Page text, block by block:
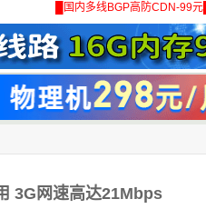
█国内多线BGP高防CDN-99元█
3G网速高达21Mbps